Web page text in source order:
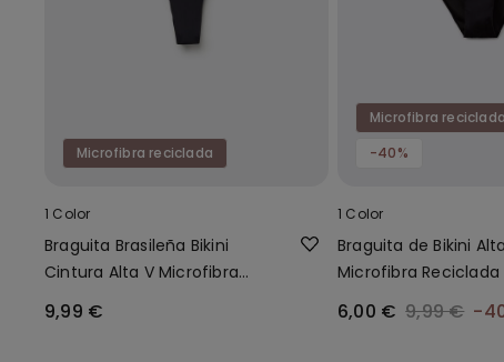
Microfibra reciclada
1 Color
Braguita Brasileña Bikini
Cintura Alta V Microfibra
9,99 €
Microfibra reciclada
-40%
1 Color
Braguita de Bikini
Microfibra Reciclada
6,00 € 9,99 € -